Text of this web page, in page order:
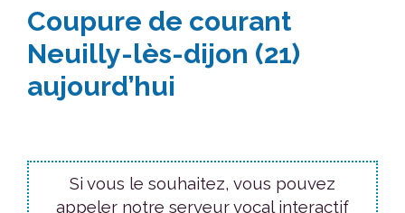
Coupure de courant
Neuilly-lès-dijon (21)
aujourd’hui
Si vous le souhaitez, vous pouvez
appeler notre serveur vocal interactif